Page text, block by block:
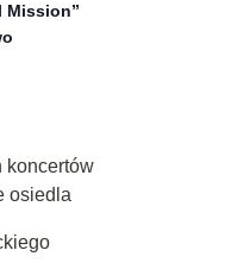
Mission”
koncertów
osiedla